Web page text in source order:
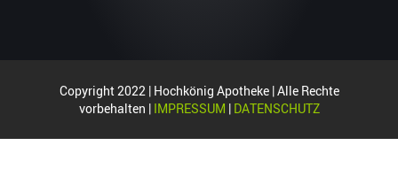
Copyright 2022 | Hochkönig Apotheke | Alle Rechte
vorbehalten | IMPRESSUM | DATENSCHUTZ